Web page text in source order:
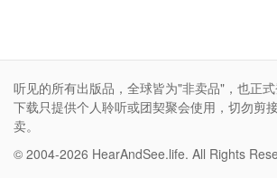
听见的所有出版品，全球皆为"非卖品"，也正式
下载只提供个人聆听或团契聚会使用，切勿剪
卖。
© 2004-2026 HearAndSee.life. All Rights